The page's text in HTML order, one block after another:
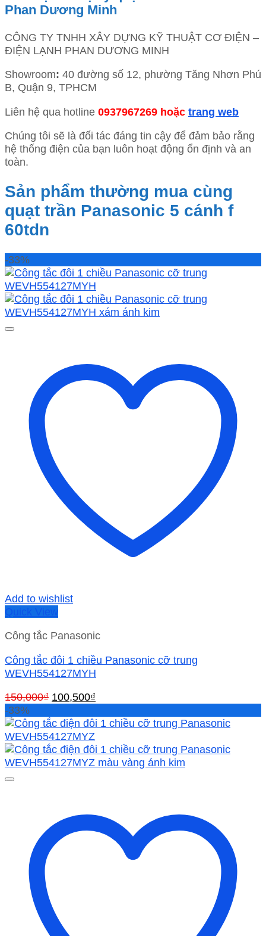
Phan Dương Minh
CÔNG TY TNHH XÂY DỰNG KỸ THUẬT CƠ ĐIỆN –
ĐIỆN LẠNH PHAN DƯƠNG MINH
Showroom: 40 đường số 12, phường Tăng Nhơn Phú
B, Quận 9, TPHCM
Liên hệ qua hotline 0937967269 hoặc trang web
Chúng tôi sẽ là đối tác đáng tin cậy để đảm bảo rằng
hệ thống điện của bạn luôn hoạt động ổn định và an
toàn.
Sản phẩm thường mua cùng
quạt trần Panasonic 5 cánh f
60tdn
-33%
Add to wishlist
Quick View
Công tắc Panasonic
Công tắc đôi 1 chiều Panasonic cỡ trung
WEVH554127MYH
150,000₫ Giá
là:
150,000₫.
100,500₫
tại
100,500₫.
-33%